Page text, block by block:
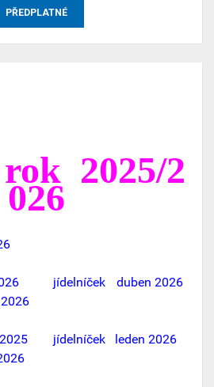
rok 2025/2
026
jídelníček duben 2026
jídelníček leden 2026